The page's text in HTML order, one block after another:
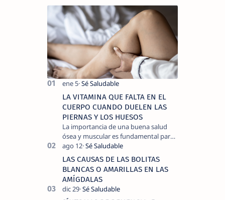
LA VITAMINA QUE FALTA EN EL
CUERPO CUANDO DUELEN LAS
PIERNAS Y LOS HUESOS
La importancia de una buena salud
ósea y muscular es fundamental para
llevar una vida activa y sin dolor,
cuando experimentamos dolor en las
piernas …
LAS CAUSAS DE LAS BOLITAS
BLANCAS O AMARILLAS EN LAS
AMÍGDALAS